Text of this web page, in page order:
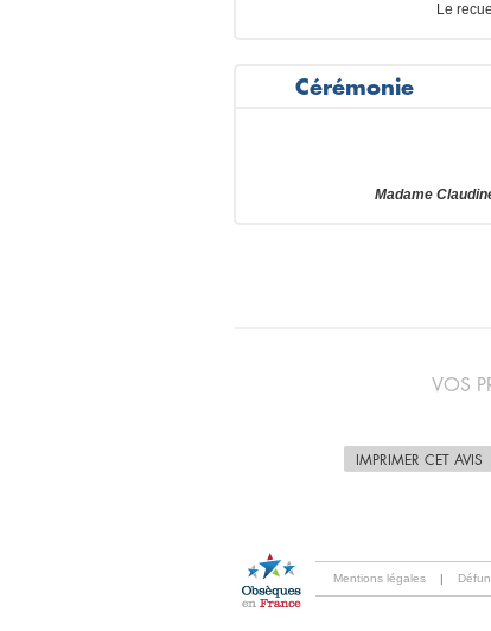
Le
Cérémonie
Madame
VOS
IMPRIMER CET AVIS
Mentions légales |